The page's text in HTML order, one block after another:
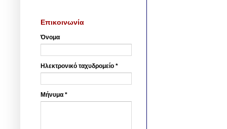
Επικοινωνία
Όνομα
Ηλεκτρονικό ταχυδρομείο *
Μήνυμα *